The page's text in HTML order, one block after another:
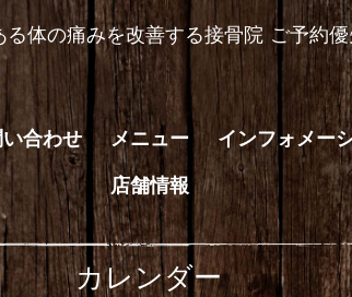
体の痛みを改善する接骨院 ご予約
合わせ メニュー インフォメー
店舗情報
カレンダー